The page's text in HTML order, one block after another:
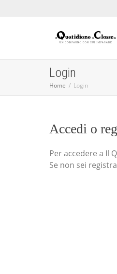
Login
Home Login
Accedi o
Per accedere a Il
Se non sei